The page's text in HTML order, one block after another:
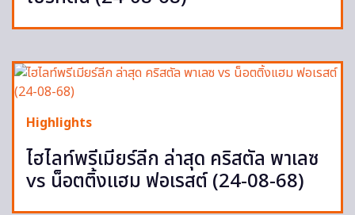
Highlights
ไฮไลท์พรีเมียร์ลีก ล่าสุด คริสตัล พาเลซ
vs น็อตติ้งแฮม ฟอเรสต์ (24-08-68)